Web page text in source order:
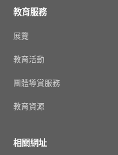
教育服務
展覽
教育活動
團體導賞服務
教育資源
相關網址